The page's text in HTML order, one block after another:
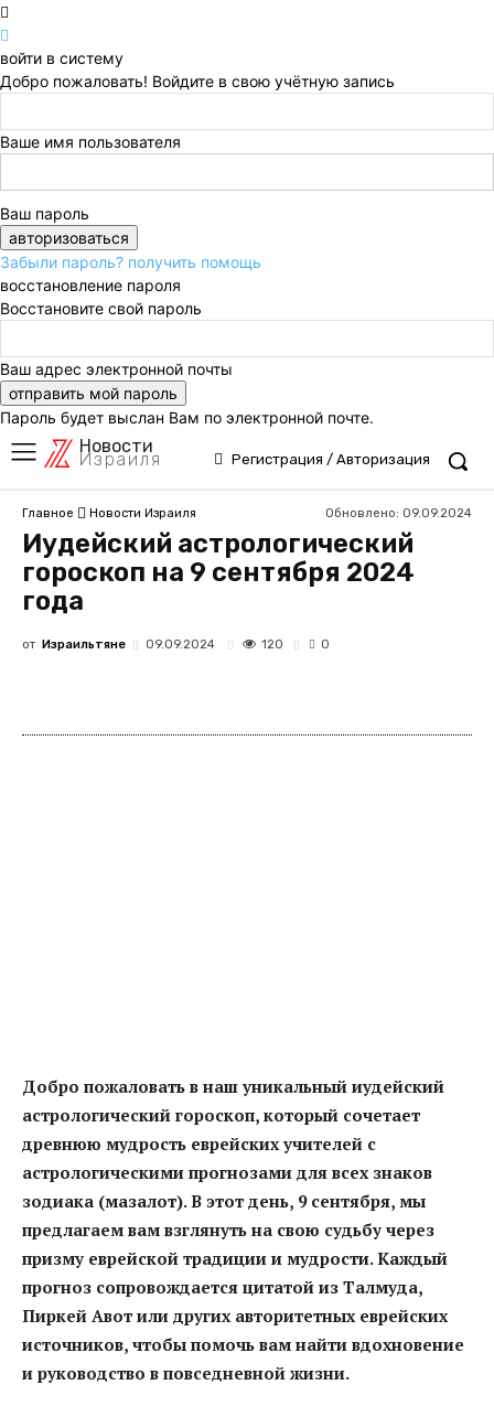
войти в систему
Добро пожаловать! Войдите в свою учётную запись
Ваше имя пользователя
Ваш пароль
Забыли пароль? получить помощь
восстановление пароля
Восстановите свой пароль
Ваш адрес электронной почты
Пароль будет выслан Вам по электронной почте.
Новости
Израиля Регистрация / Авторизация
Главное Новости Израиля Обновлено: 09.09.2024
Иудейский астрологический
гороскоп на 9 сентября 2024
года
от Израильтяне 09.09.2024 120 0
Добро пожаловать в наш уникальный иудейский
астрологический гороскоп, который сочетает
древнюю мудрость еврейских учителей с
астрологическими прогнозами для всех знаков
зодиака (мазалот). В этот день, 9 сентября, мы
предлагаем вам взглянуть на свою судьбу через
призму еврейской традиции и мудрости. Каждый
прогноз сопровождается цитатой из Талмуда,
Пиркей Авот или других авторитетных еврейских
источников, чтобы помочь вам найти вдохновение
и руководство в повседневной жизни.